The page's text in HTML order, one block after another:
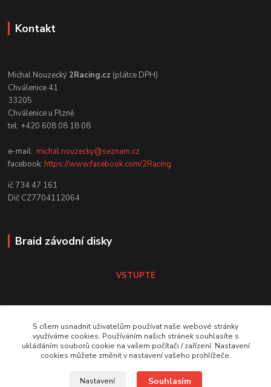
Kontakt
Michal Nouzecký2Racing.cz (plátce DPH)
Chválenice 41
33205
Chválenice u Plzně
tel: +420 608 08 18 08
e-mail:michal.nouzecky@seznam.cz
facebook:https://www.facebook.com/2Racing
ič 734 47 161
Dič CZ7704112064
Braid závodní disky
VSTUPTE
VSTUPTE Koni tlumiče
S cílem usnadnit uživatelům používat naše webové stránky
využíváme cookies. Používáním našich stránek souhlasíte s
ukládáním souborů cookie na vašem počítači / zařízení. Nastavení
cookies můžete změnit v nastavení vašeho prohlížeče.
Nastavení Souhlasím